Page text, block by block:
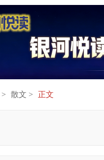
散文 正文